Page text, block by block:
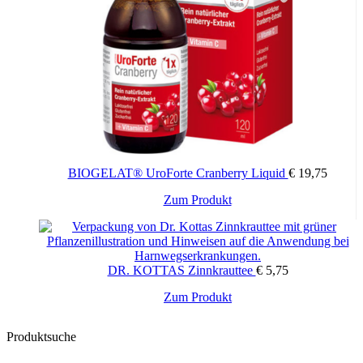
können
auf
Produktseite
gewählt
werden
BIOGELAT® UroForte Cranberry Liquid €19,75
Zum Produkt
DR. KOTTAS Zinnkrauttee €5,75
Zum Produkt
Produktsuche